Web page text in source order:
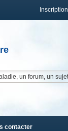
Inscription
contacter